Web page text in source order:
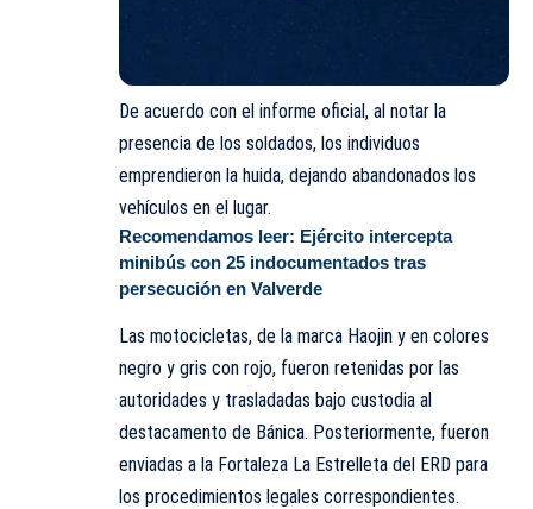
De acuerdo con el informe oficial, al notar la
presencia de los soldados, los individuos
emprendieron la huida, dejando abandonados los
vehículos en el lugar.
Recomendamos leer: Ejército intercepta
minibús con 25 indocumentados tras
persecución en Valverde
Las motocicletas, de la marca Haojin y en colores
negro y gris con rojo, fueron retenidas por las
autoridades y trasladadas bajo custodia al
destacamento de Bánica. Posteriormente, fueron
enviadas a la Fortaleza La Estrelleta del ERD para
los procedimientos legales correspondientes.